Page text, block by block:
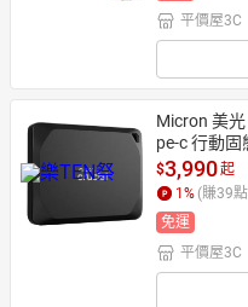
平價屋3C
Micron 美光
pe-c 行動
$3,990起
1 % (賺39
免運
平價屋3C